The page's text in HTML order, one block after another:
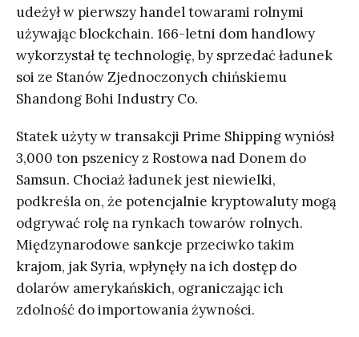
udeżył w pierwszy handel towarami rolnymi
używając blockchain. 166-letni dom handlowy
wykorzystał tę technologię, by sprzedać ładunek
soi ze Stanów Zjednoczonych chińskiemu
Shandong Bohi Industry Co.
Statek użyty w transakcji Prime Shipping wyniósł
3,000 ton pszenicy z Rostowa nad Donem do
Samsun. Chociaż ładunek jest niewielki,
podkreśla on, że potencjalnie kryptowaluty mogą
odgrywać rolę na rynkach towarów rolnych.
Międzynarodowe sankcje przeciwko takim
krajom, jak Syria, wpłynęły na ich dostęp do
dolarów amerykańskich, ograniczając ich
zdolność do importowania żywności.